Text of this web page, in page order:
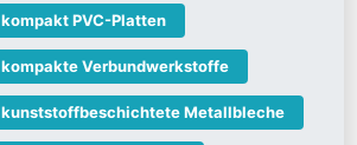
kompakt PVC-Platten
kompakte Verbundwerkstoffe
kunststoffbeschichtete Metallbleche